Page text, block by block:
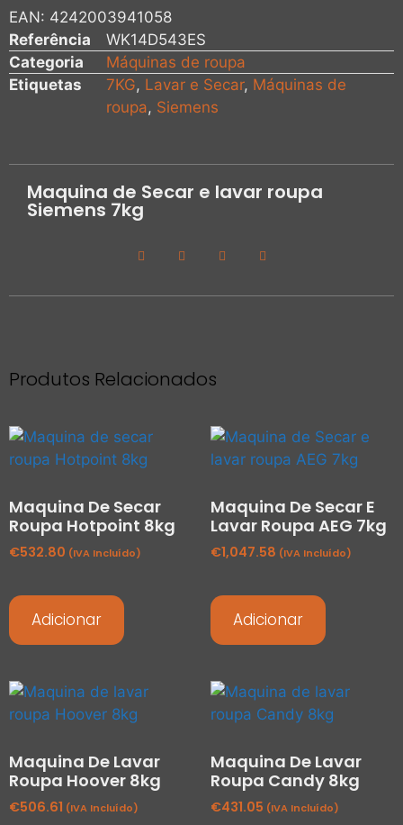
EAN: 4242003941058
Referência
WK14D543ES
Categoria
Máquinas de roupa
Etiquetas
7KG, Lavar e Secar, Máquinas de
roupa, Siemens
Maquina de Secar e lavar roupa
Siemens 7kg
Produtos Relacionados
Maquina De Secar
Roupa Hotpoint 8kg
€532.80 (IVA Incluído)
Adicionar
Maquina De Secar E
Lavar Roupa AEG 7kg
€1,047.58 (IVA Incluído)
Adicionar
Maquina De Lavar
Roupa Hoover 8kg
€506.61 (IVA Incluído)
Maquina De Lavar
Roupa Candy 8kg
€431.05 (IVA Incluído)